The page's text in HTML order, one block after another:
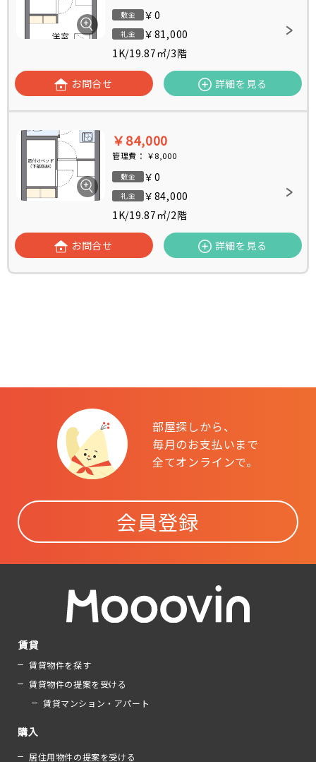
敷金 ￥0
礼金
￥81,000
1K/19.87㎡/3階
お問合せ 詳細を見る
￥84,000
管理費： ￥8,000
敷金 ￥0
礼金
￥84,000
1K/19.87㎡/2階
お問合せ 詳細を見る
部屋探しから、
毎月のお支払いまで
全てオンラインで。
会員登録
賃貸
賃貸物件を探す
賃貸物件の提案を受ける
賃貸マンション・アパート
購入
居住用物件の提案を受ける